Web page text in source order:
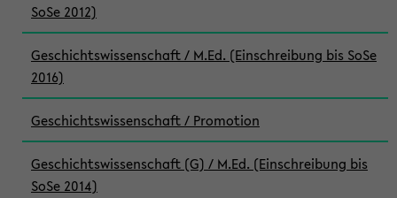
SoSe 2012)
Geschichtswissenschaft / M.Ed. (Einschreibung bis SoSe
2016)
Geschichtswissenschaft / Promotion
Geschichtswissenschaft (G) / M.Ed. (Einschreibung bis
SoSe 2014)